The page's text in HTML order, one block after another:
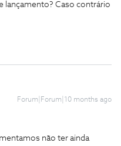
lançamento? Caso contrário
Forum|Forum|10 months ago
não ter ainda